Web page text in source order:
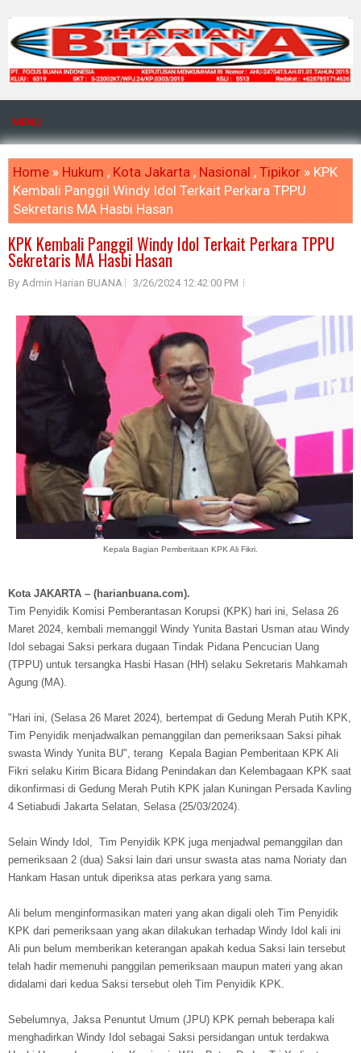
MENU
Home » Hukum , Kota Jakarta , Nasional , Tipikor » KPK
Kembali Panggil Windy Idol Terkait Perkara TPPU
Sekretaris MA Hasbi Hasan
KPK Kembali Panggil Windy Idol Terkait Perkara TPPU
Sekretaris MA Hasbi Hasan
By Admin Harian BUANA 3/26/2024 12:42:00 PM
Kepala Bagian Pemberitaan KPK Ali Fikri.
Kota JAKARTA – (harianbuana.com).
Tim Penyidik Komisi Pemberantasan Korupsi (KPK) hari ini, Selasa 26
Maret 2024, kembali memanggil Windy Yunita Bastari Usman atau Windy
Idol sebagai Saksi perkara dugaan Tindak Pidana Pencucian Uang
(TPPU) untuk tersangka Hasbi Hasan (HH) selaku Sekretaris Mahkamah
Agung (MA).
"Hari ini, (Selasa 26 Maret 2024), bertempat di Gedung Merah Putih KPK,
Tim Penyidik menjadwalkan pemanggilan dan pemeriksaan Saksi pihak
swasta Windy Yunita BU", terang Kepala Bagian Pemberitaan KPK Ali
Fikri selaku Kirim Bicara Bidang Penindakan dan Kelembagaan KPK saat
dikonfirmasi di Gedung Merah Putih KPK jalan Kuningan Persada Kavling
4 Setiabudi Jakarta Selatan, Selasa (25/03/2024).
Selain Windy Idol, Tim Penyidik KPK juga menjadwal pemanggilan dan
pemeriksaan 2 (dua) Saksi lain dari unsur swasta atas nama Noriaty dan
Hankam Hasan untuk diperiksa atas perkara yang sama.
Ali belum menginformasikan materi yang akan digali oleh Tim Penyidik
KPK dari pemeriksaan yang akan dilakukan terhadap Windy Idol kali ini
Ali pun belum memberikan keterangan apakah kedua Saksi lain tersebut
telah hadir memenuhi panggilan pemeriksaan maupun materi yang akan
didalami dari kedua Saksi tersebut oleh Tim Penyidik KPK.
Sebelumnya, Jaksa Penuntut Umum (JPU) KPK pernah beberapa kali
menghadirkan Windy Idol sebagai Saksi persidangan untuk terdakwa